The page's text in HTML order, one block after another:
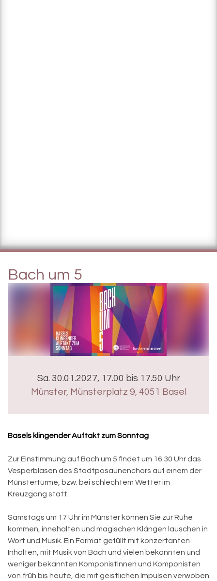
Bach um 5
Sa. 30.01.2027, 17.00 bis 17.50 Uhr
Münster, Münsterplatz 9, 4051 Basel
Basels klingender Auftakt zum Sonntag
Zur Einstimmung auf Bach um 5 findet um 16.30 Uhr das
Vesperblasen des Stadtposaunenchors auf einem der
Münstertürme, bzw. bei schlechtem Wetter im
Kreuzgang statt.
Samstags um 17 Uhr im Münster können Sie zur Ruhe
kommen, innehalten und magischen Klängen lauschen in
Wort und Musik. Ein Format gefüllt mit konzertanten
Inhalten, mit Musik von Bach und vielen bekannten und
weniger bekannten Komponistinnen und Komponisten
von früh bis heute, die mit geistlichen Impulsen verwoben